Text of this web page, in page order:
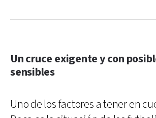
Un cruce exigente y con
sensibles
Uno de los factores a tener en